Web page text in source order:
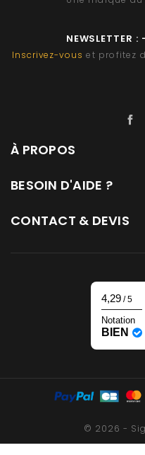
NEWSLETTER
Inscrivez-vous et profitez
À PROPOS
BESOIN D'AIDE ?
CONTACT & DEVIS
4,29 / 5
Notation
BIEN
© 2026 -